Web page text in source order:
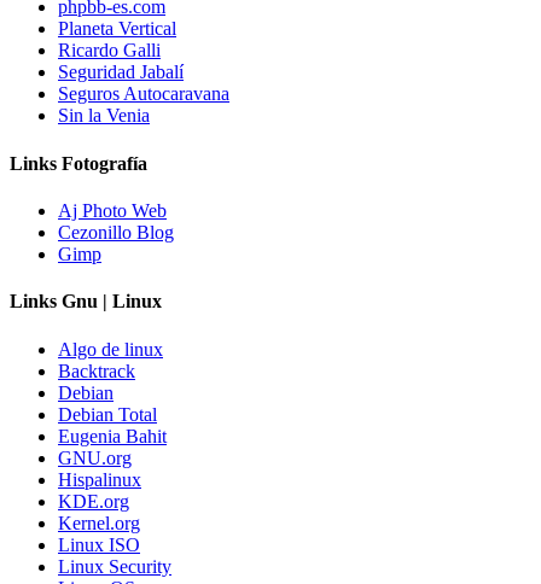
phpbb-es.com
Planeta Vertical
Ricardo Galli
Seguridad Jabalí
Seguros Autocaravana
Sin la Venia
Links Fotografía
Aj Photo Web
Cezonillo Blog
Gimp
Links Gnu | Linux
Algo de linux
Backtrack
Debian
Debian Total
Eugenia Bahit
GNU.org
Hispalinux
KDE.org
Kernel.org
Linux ISO
Linux Security